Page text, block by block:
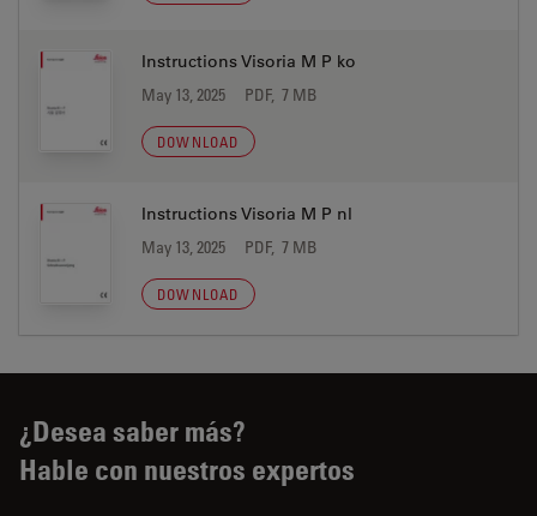
Instructions Visoria M P ko
May 13, 2025 PDF, 7 MB
DOWNLOAD
Instructions Visoria M P nl
May 13, 2025 PDF, 7 MB
DOWNLOAD
¿Desea saber más?
Hable con nuestros expertos